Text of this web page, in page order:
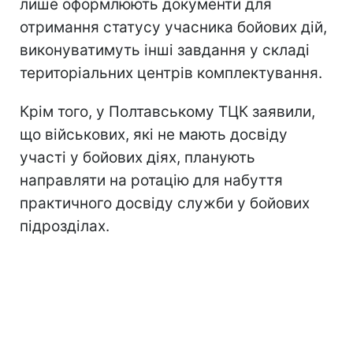
лише оформлюють документи для
отримання статусу учасника бойових дій,
виконуватимуть інші завдання у складі
територіальних центрів комплектування.
Крім того, у Полтавському ТЦК заявили,
що військових, які не мають досвіду
участі у бойових діях, планують
направляти на ротацію для набуття
практичного досвіду служби у бойових
підрозділах.